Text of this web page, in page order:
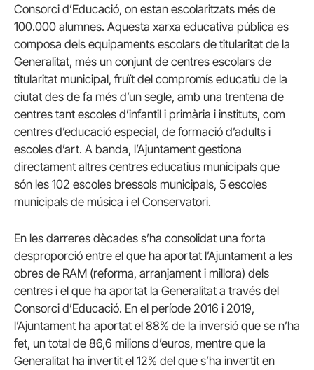
Consorci d’Educació, on estan escolaritzats més de
100.000 alumnes. Aquesta xarxa educativa pública es
composa dels equipaments escolars de titularitat de la
Generalitat, més un conjunt de centres escolars de
titularitat municipal, fruït del compromís educatiu de la
ciutat des de fa més d’un segle, amb una trentena de
centres tant escoles d’infantil i primària i instituts, com
centres d’educació especial, de formació d’adults i
escoles d’art. A banda, l’Ajuntament gestiona
directament altres centres educatius municipals que
són les 102 escoles bressols municipals, 5 escoles
municipals de música i el Conservatori.
En les darreres dècades s’ha consolidat una forta
desproporció entre el que ha aportat l’Ajuntament a les
obres de RAM (reforma, arranjament i millora) dels
centres i el que ha aportat la Generalitat a través del
Consorci d’Educació. En el període 2016 i 2019,
l’Ajuntament ha aportat el 88% de la inversió que se n’ha
fet, un total de 86,6 milions d’euros, mentre que la
Generalitat ha invertit el 12% del que s’ha invertit en